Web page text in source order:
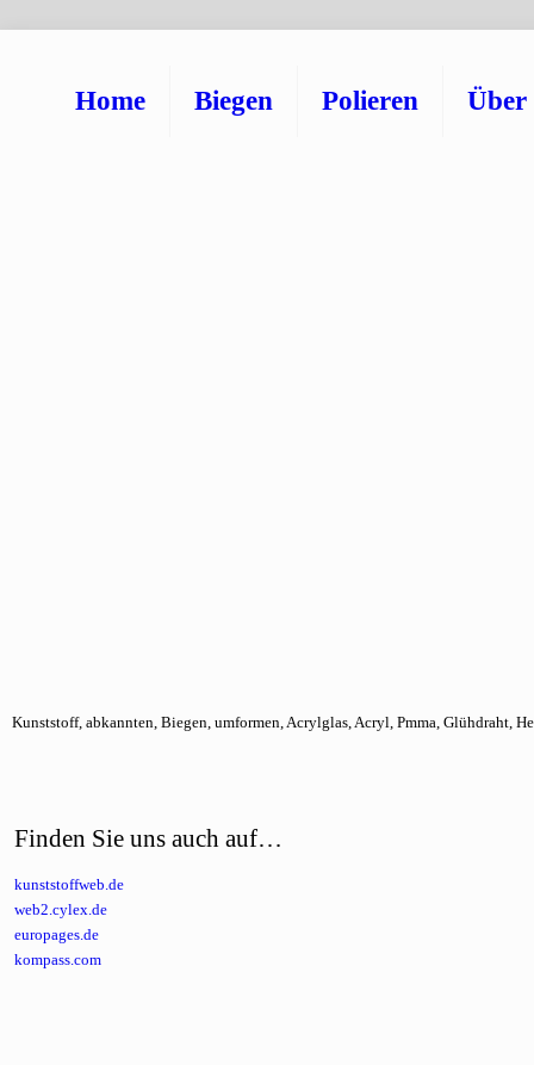
Home Biegen Polieren Über
Kunststoff, abkannten, Biegen, umformen, Acrylglas, Acryl, Pmma, Glühdraht,
Finden Sie uns auch auf…
kunststoffweb.de
web2.cylex.de
europages.de
kompass.com